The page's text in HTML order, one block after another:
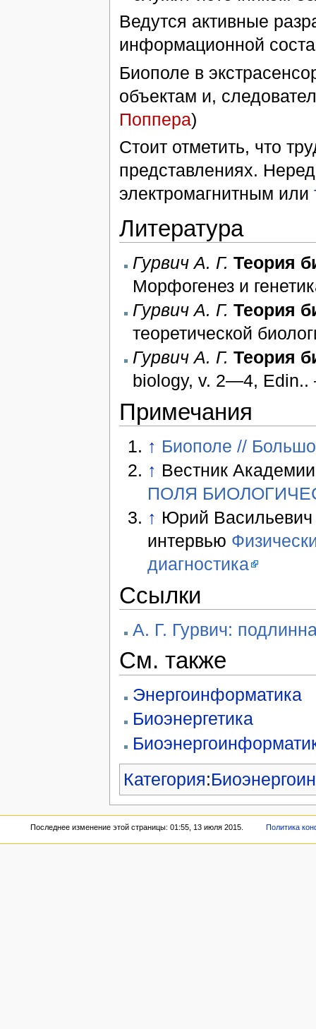
Ведутся активные
информационной
Биополе в
объектам и,
Поппера)
Стоит отметить, что
представлениях.
электромагнитным или
Литература
Гурвич А. Г. Теория
Морфогенез и
Гурвич А. Г. Теория
теоретической
Гурвич А. Г. Теория
biology, v. 2—4,
Примечания
↑ Биополе //
↑ Вестник
ПОЛЯ
↑ Юрий
интервью
диагностика
Ссылки
А. Г. Гурвич:
См. также
Энергоинформатика
Биоэнергетика
Категория:
Последнее изменение этой страницы: 01:55, 13 июля 2015. Политика